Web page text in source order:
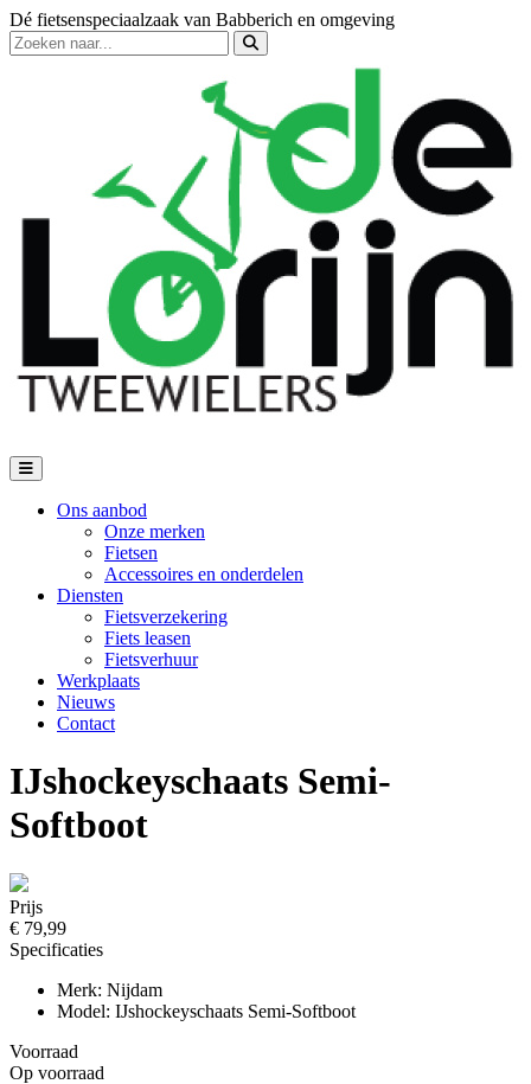
Dé fietsenspeciaalzaak van Babberich en omgeving
Ons aanbod
Onze merken
Fietsen
Accessoires en onderdelen
Diensten
Fietsverzekering
Fiets leasen
Fietsverhuur
Werkplaats
Nieuws
Contact
IJshockeyschaats Semi-
Softboot
Prijs
€ 79,99
Specificaties
Merk: Nijdam
Model: IJshockeyschaats Semi-Softboot
Voorraad
Op voorraad